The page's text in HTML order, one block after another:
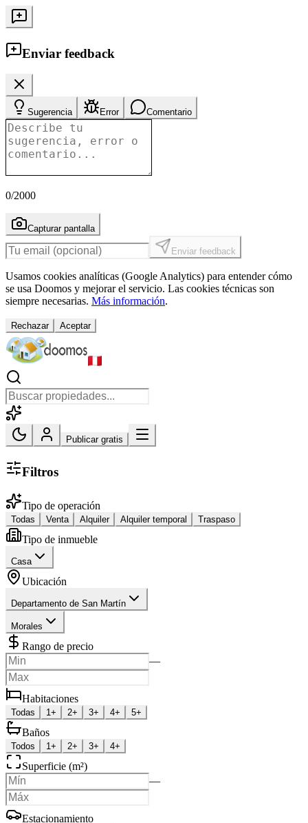
Enviar feedback
Sugerencia Error Comentario
0/2000
Capturar pantalla
Enviar feedback
Usamos cookies analíticas (Google Analytics) para entender cómo
se usa Doomos y mejorar el servicio. Las cookies técnicas son
siempre necesarias. Más información.
Rechazar Aceptar
Publicar gratis
Filtros
Tipo de operación
Todas Venta Alquiler Alquiler temporal Traspaso
Tipo de inmueble
Casa
Ubicación
Departamento de San Martín
Morales
Rango de precio
—
Habitaciones
Todas 1+ 2+ 3+ 4+ 5+
Baños
Todos 1+ 2+ 3+ 4+
Superficie (m²)
—
Estacionamiento